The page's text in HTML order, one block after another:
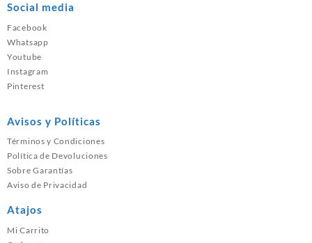
Social media
Facebook
Whatsapp
Youtube
Instagram
Pinterest
Avisos y Políticas
Términos y Condiciones
Política de Devoluciones
Sobre Garantías
Aviso de Privacidad
Atajos
Mi Carrito